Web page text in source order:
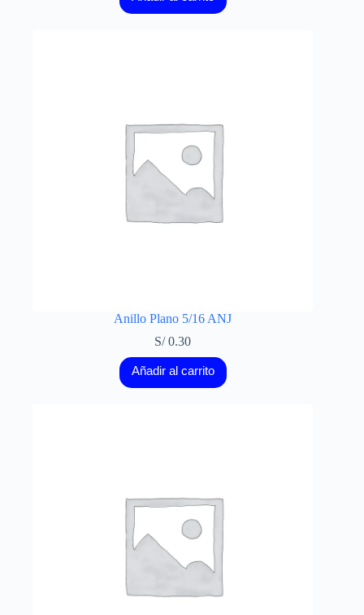
Anillo Plano 5/16 ANJ
S/0.30
Añadir al carrito